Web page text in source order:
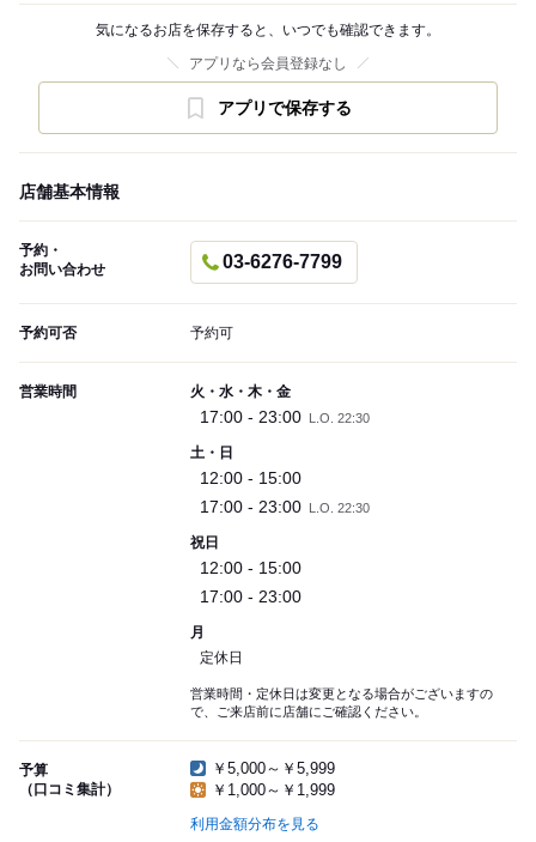
気になるお店を保存すると、いつでも確認できます。
アプリなら会員登録なし
アプリで保存する
店舗基本情報
予約・
お問い合わせ
03-6276-7799
予約可否 予約可
営業時間 火・水・木・金
17:00 - 23:00 L.O. 22:30
土・日
12:00 - 15:00
17:00 - 23:00
L.O. 22:30
祝日
12:00 - 15:00
17:00 - 23:00
月
定休日
営業時間・定休日は変更となる場合がございますの
で、ご来店前に店舗にご確認ください。
予算
（口コミ集計）
￥5,000～￥5,999
￥1,000～￥1,999
利用金額分布を見る